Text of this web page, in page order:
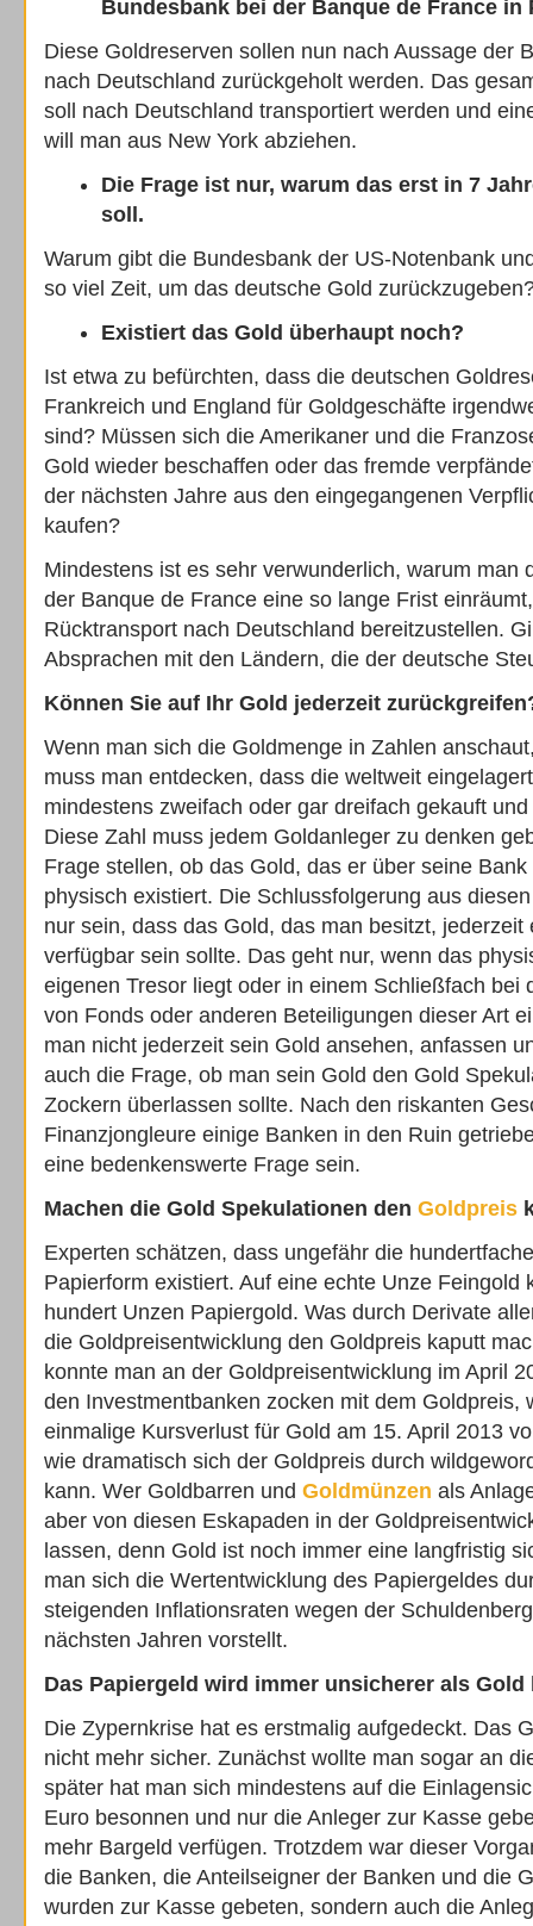
Bundesbank bei der Banque de France in
Diese Goldreserven sollen nun nach Aussage der
nach Deutschland zurückgeholt werden. Das
soll nach Deutschland transportiert werden und
will man aus New York abziehen.
Die Frage ist nur, warum das erst in 7
soll.
Warum gibt die Bundesbank der US-Notenbank
so viel Zeit, um das deutsche Gold
Existiert das Gold überhaupt noch?
Ist etwa zu befürchten, dass die deutschen
Frankreich und England für Goldgeschäfte
sind? Müssen sich die Amerikaner und die
Gold wieder beschaffen oder das fremde
der nächsten Jahre aus den eingegangenen
kaufen?
Mindestens ist es sehr verwunderlich, warum man
der Banque de France eine so lange Frist
Rücktransport nach Deutschland bereitzustellen.
Absprachen mit den Ländern, die der deutsche
Können Sie auf Ihr Gold jederzeit
Wenn man sich die Goldmenge in Zahlen
muss man entdecken, dass die weltweit
mindestens zweifach oder gar dreifach gekauft
Diese Zahl muss jedem Goldanleger zu denken
Frage stellen, ob das Gold, das er über seine
physisch existiert. Die Schlussfolgerung aus
nur sein, dass das Gold, das man besitzt,
verfügbar sein sollte. Das geht nur, wenn das
eigenen Tresor liegt oder in einem Schließfach bei
von Fonds oder anderen Beteiligungen dieser Art
man nicht jederzeit sein Gold ansehen, anfassen
auch die Frage, ob man sein Gold den Gold
Zockern überlassen sollte. Nach den riskanten
Finanzjongleure einige Banken in den Ruin
eine bedenkenswerte Frage sein.
Machen die Gold Spekulationen den Goldpreis
Experten schätzen, dass ungefähr die
Papierform existiert. Auf eine echte Unze Feingold
hundert Unzen Papiergold. Was durch Derivate
die Goldpreisentwicklung den Goldpreis kaputt
konnte man an der Goldpreisentwicklung im April
den Investmentbanken zocken mit dem Goldpreis,
einmalige Kursverlust für Gold am 15. April 2013
wie dramatisch sich der Goldpreis durch
kann. Wer Goldbarren und Goldmünzen als
aber von diesen Eskapaden in der
lassen, denn Gold ist noch immer eine langfristig
man sich die Wertentwicklung des Papiergeldes
steigenden Inflationsraten wegen der
nächsten Jahren vorstellt.
Das Papiergeld wird immer unsicherer als Gold
Die Zypernkrise hat es erstmalig aufgedeckt. Das
nicht mehr sicher. Zunächst wollte man sogar an
später hat man sich mindestens auf die
Euro besonnen und nur die Anleger zur Kasse
mehr Bargeld verfügen. Trotzdem war dieser
die Banken, die Anteilseigner der Banken und die
wurden zur Kasse gebeten, sondern auch die